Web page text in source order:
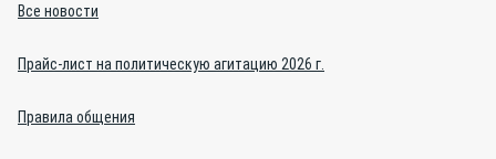
Все новости
Прайс-лист на политическую агитацию 2026 г.
Правила общения